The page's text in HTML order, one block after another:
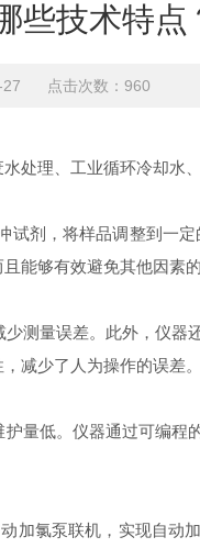
些技术特点
27 点击次数：960
理、工业循环冷却水
，将样品调整到一
能够有效避免其他因素
量误差。此外，仪器
减少了人为操作的误差。
低。仪器通过可编程
氯泵联机，实现自动